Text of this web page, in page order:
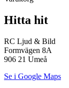
Hitta hit
RC Ljud & Bild
Formvägen 8A
906 21 Umeå
Se i Google Maps